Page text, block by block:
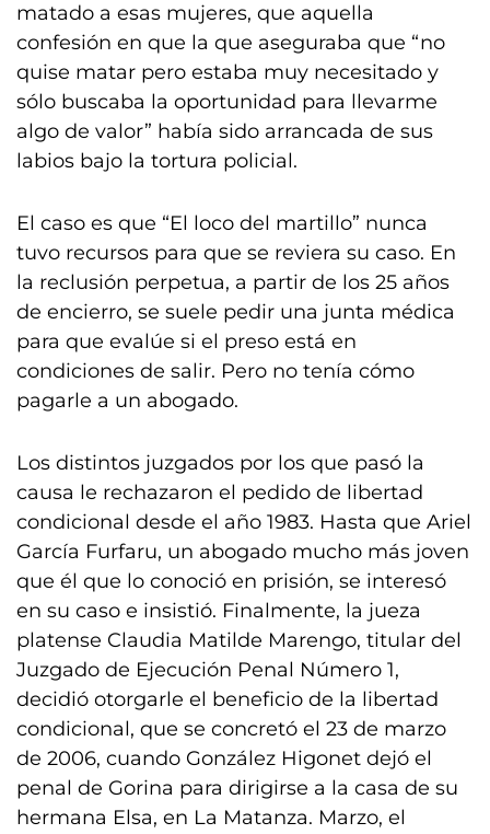
matado a esas mujeres, que aquella
confesión en que la que aseguraba que “no
quise matar pero estaba muy necesitado y
sólo buscaba la oportunidad para llevarme
algo de valor” había sido arrancada de sus
labios bajo la tortura policial.
El caso es que “El loco del martillo” nunca
tuvo recursos para que se reviera su caso. En
la reclusión perpetua, a partir de los 25 años
de encierro, se suele pedir una junta médica
para que evalúe si el preso está en
condiciones de salir. Pero no tenía cómo
pagarle a un abogado.
Los distintos juzgados por los que pasó la
causa le rechazaron el pedido de libertad
condicional desde el año 1983. Hasta que Ariel
García Furfaru, un abogado mucho más joven
que él que lo conoció en prisión, se interesó
en su caso e insistió. Finalmente, la jueza
platense Claudia Matilde Marengo, titular del
Juzgado de Ejecución Penal Número 1,
decidió otorgarle el beneficio de la libertad
condicional, que se concretó el 23 de marzo
de 2006, cuando González Higonet dejó el
penal de Gorina para dirigirse a la casa de su
hermana Elsa, en La Matanza. Marzo, el